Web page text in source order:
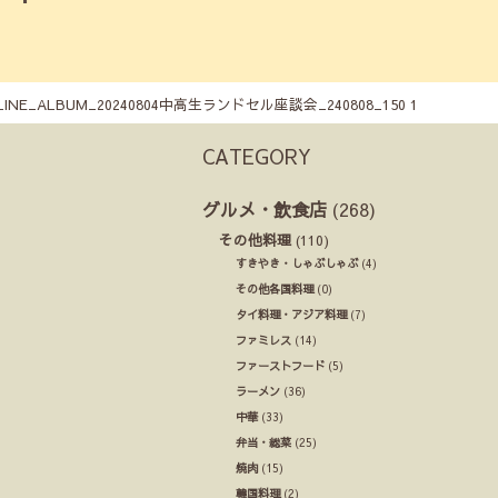
中高生ランドセル座談会_240808_150 1
CATEGORY
グルメ・飲食店 (268)
その他料理 (110)
すきやき・しゃぶしゃぶ(4)
その他各国料理(0)
タイ料理・アジア料理(7)
ファミレス (14)
ファーストフード (5)
ラーメン (36)
中華(33)
弁当・総菜 (25)
焼肉 (15)
韓国料理(2)